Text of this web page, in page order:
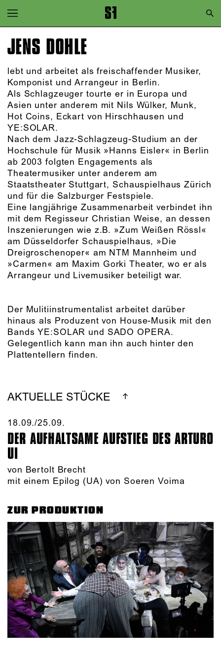
Zur Hauptnavigation springen
Zum Hauptinhalt springen
JENS DOHLE
lebt und arbeitet als freischaffender Musiker,
Komponist und Arrangeur in Berlin.
Als Schlagzeuger tourte er in Europa und
Asien unter anderem mit Nils Wülker, Munk,
Hot Coins, Eckart von Hirschhausen und
YE:SOLAR.
Nach dem Jazz-Schlagzeug-Studium an der
Hochschule für Musik »Hanns Eisler« in Berlin
ab 2003 folgten Engagements als
Theatermusiker unter anderem am
Staatstheater Stuttgart, Schauspielhaus Zürich
und für die Salzburger Festspiele.
Eine langjährige Zusammenarbeit verbindet ihn
mit dem Regisseur Christian Weise, an dessen
Inszenierungen wie z.B. »Zum Weißen Rössl«
am Düsseldorfer Schauspielhaus, »Die
Dreigroschenoper« am NTM Mannheim und
»Carmen« am Maxim Gorki Theater, wo er als
Arrangeur und Livemusiker beteiligt war.
Der Mulitiinstrumentalist arbeitet darüber
hinaus als Produzent von House-Musik mit den
Bands YE:SOLAR und SADO OPERA.
Gelegentlich kann man ihn auch hinter den
Plattentellern finden.
AKTUELLE STÜCKE
18.09./​25.09.​
DER AUFHALTSAME AUFSTIEG DES ARTURO
UI
von Bertolt Brecht
mit einem Epilog (UA) von Soeren Voima
ZUR PRODUKTION